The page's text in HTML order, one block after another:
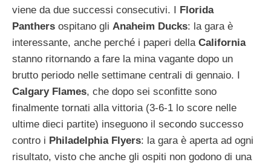
viene da due successi consecutivi. I Florida
Panthers ospitano gli Anaheim Ducks: la gara è
interessante, anche perché i paperi della California
stanno ritornando a fare la mina vagante dopo un
brutto periodo nelle settimane centrali di gennaio. I
Calgary Flames, che dopo sei sconfitte sono
finalmente tornati alla vittoria (3-6-1 lo score nelle
ultime dieci partite) inseguono il secondo successo
contro i Philadelphia Flyers: la gara è aperta ad ogni
risultato, visto che anche gli ospiti non godono di una